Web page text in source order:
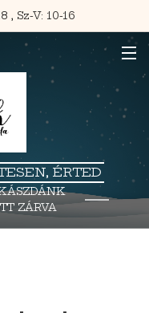
, Sz-V: 10-16
ÉRTED
ZÁRVA